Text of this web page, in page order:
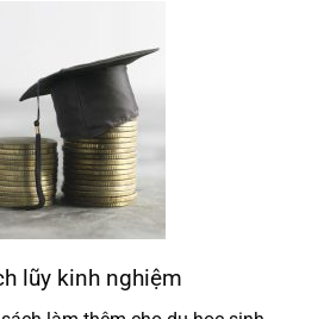
lũy kinh nghiệm